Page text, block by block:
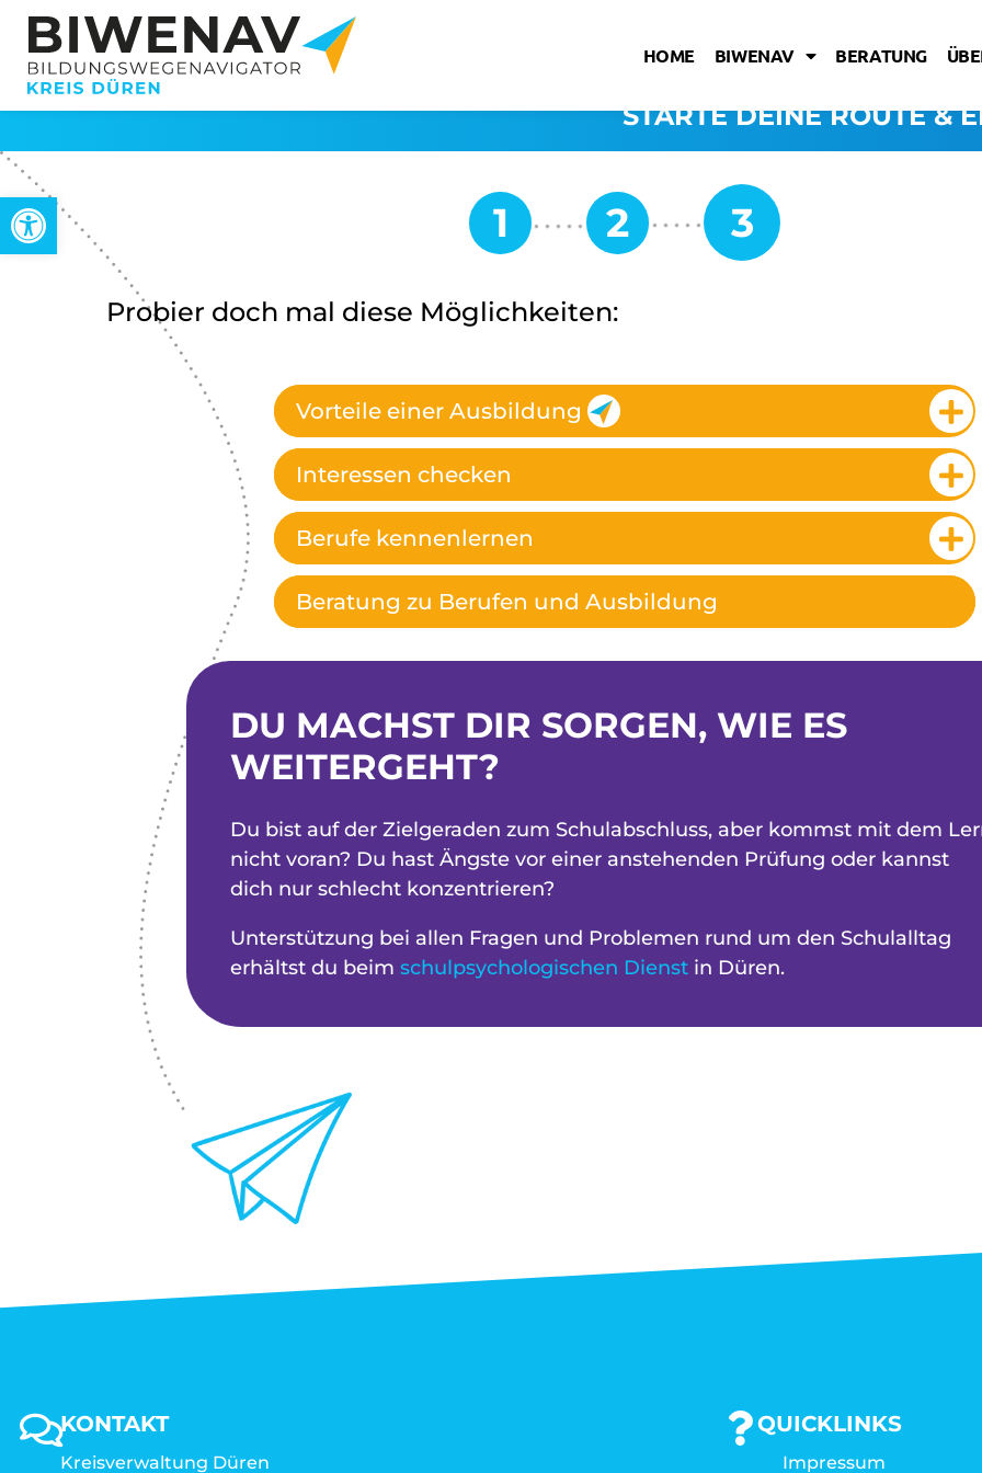
Werkzeugleiste öffnen
HOME BIWENAV BERATUNG
STARTE DEINE ROUTE &
Probier doch mal diese Möglichkeiten:
Vorteile einer Ausbildung
Interessen checken
Berufe kennenlernen
Beratung zu Berufen und Ausbildung
DU MACHST DIR SORGEN, WIE ES
WEITERGEHT?
Du bist auf der Zielgeraden zum Schulabschluss, aber kommst mit dem
nicht voran? Du hast Ängste vor einer anstehenden Prüfung oder kannst
dich nur schlecht konzentrieren?
Unterstützung bei allen Fragen und Problemen rund um den Schulalltag
erhältst du beim schulpsychologischen Dienst in Düren.
KONTAKT
Kreisverwaltung Düren
QUICKLINKS
Impressum